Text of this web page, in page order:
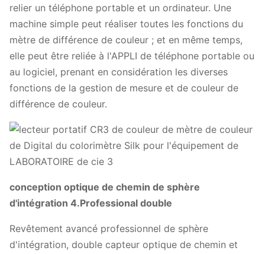
relier un téléphone portable et un ordinateur. Une
machine simple peut réaliser toutes les fonctions du
mètre de différence de couleur ; et en même temps,
elle peut être reliée à l'APPLI de téléphone portable ou
au logiciel, prenant en considération les diverses
fonctions de la gestion de mesure et de couleur de
différence de couleur.
conception optique de chemin de sphère
d'intégration 4.Professional double
Revêtement avancé professionnel de sphère
d'intégration, double capteur optique de chemin et